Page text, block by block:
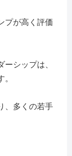
プが高く評価
シップは、
、多くの若手